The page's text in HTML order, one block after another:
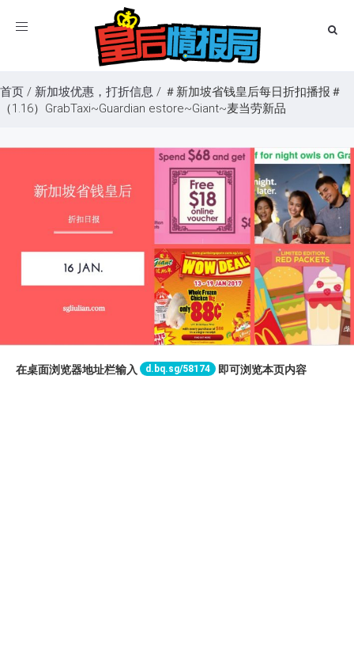
Toggle
首页 / 新加坡优惠，打折信息 / ＃新加坡省钱皇后每日折扣播报＃
（1.16）GrabTaxi~Guardian estore~Giant~麦当劳新品
在桌面浏览器地址栏输入 d.bq.sg/58174 即可浏览本页内容